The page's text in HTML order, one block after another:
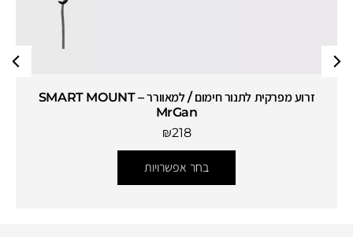
זרוע מפרקית לתנור חימום / למאוורר – SMART MOUNT
MrGan
₪218
בחר אפשרויות